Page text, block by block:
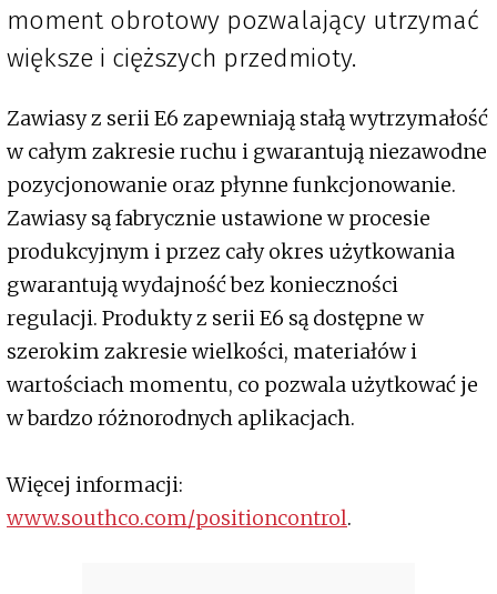
moment obrotowy pozwalający utrzymać
większe i cięższych przedmioty.
Zawiasy z serii E6 zapewniają stałą wytrzymałość
w całym zakresie ruchu i gwarantują niezawodne
pozycjonowanie oraz płynne funkcjonowanie.
Zawiasy są fabrycznie ustawione w procesie
produkcyjnym i przez cały okres użytkowania
gwarantują wydajność bez konieczności
regulacji. Produkty z serii E6 są dostępne w
szerokim zakresie wielkości, materiałów i
wartościach momentu, co pozwala użytkować je
w bardzo różnorodnych aplikacjach.
Więcej informacji:
www.southco.com/positioncontrol.